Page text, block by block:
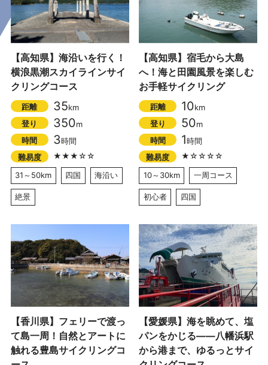
【高知県】海沿いを行く！
横浪黒潮スカイラインサイ
クリングコース
距離 35km
登り
350m
時間
3時間
難易度
★★★☆☆
31～50km
四国 海沿い
絶景
【高知県】宿毛から大島
へ！海と田園風景を楽しむ
お手軽サイクリング
距離 10km
登り
50m
時間
1時間
難易度
★☆☆☆☆
10～30km
一周コース
初心者 四国
【香川県】フェリーで渡っ
て島一周！自然とアートに
触れる豊島サイクリングコ
【愛媛県】海を眺めて、塩
パンをかじる――八幡浜駅
から港まで、ゆるっとサイ